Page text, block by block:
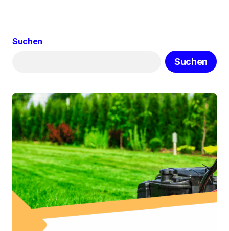
Suchen
Suchen